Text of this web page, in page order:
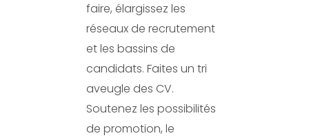
faire, élargissez les
réseaux de recrutement
et les bassins de
candidats. Faites un tri
aveugle des CV.
Soutenez les possibilités
de promotion, le